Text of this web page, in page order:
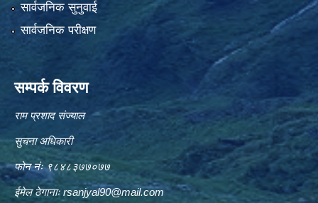
सार्वजनिक सुनुवाई
सार्वजनिक परीक्षण
सम्पर्क विवरण
राम प्रशाद संज्याल
सुचना अधिकारी
फोन नंः ९८४८३७७०७७
ईमेल ठेगानाःrsanjyal90@mail.com